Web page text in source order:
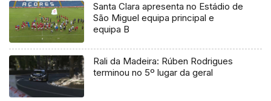
Santa Clara apresenta no Estádio de
São Miguel equipa principal e
equipa B
Rali da Madeira: Rúben Rodrigues
terminou no 5º lugar da geral